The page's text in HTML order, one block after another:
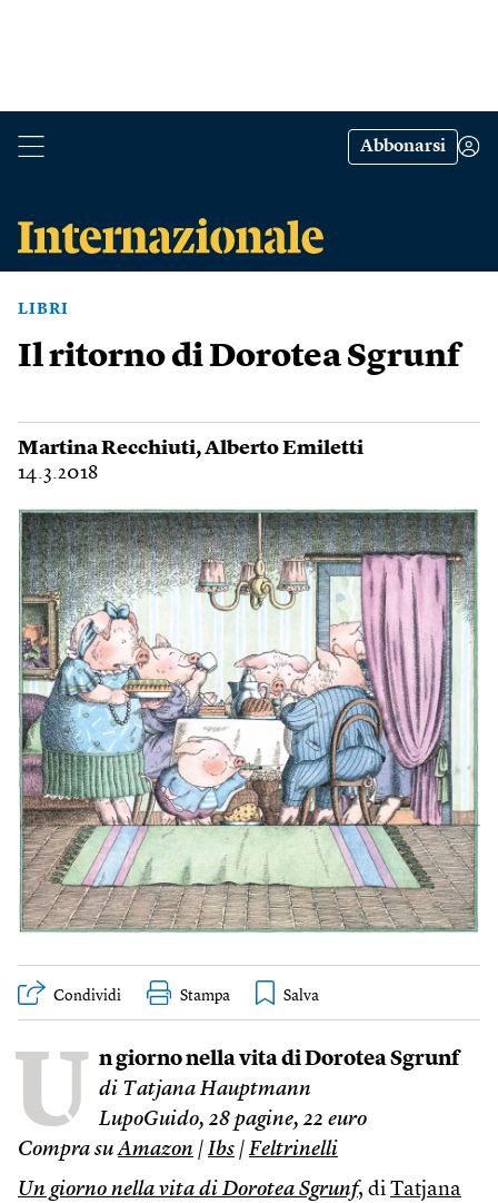
Abbonarsi
LIBRI
Il ritorno di Dorotea Sgrunf
Martina Recchiuti,Alberto Emiletti
14.3.2018
Condividi Stampa
U n giorno nella vita di Dorotea Sgrunf
di Tatjana Hauptmann
LupoGuido, 28 pagine, 22 euro
Compra suAmazon | Ibs | Feltrinelli
Un giorno nella vita di Dorotea Sgrunf, di Tatjana